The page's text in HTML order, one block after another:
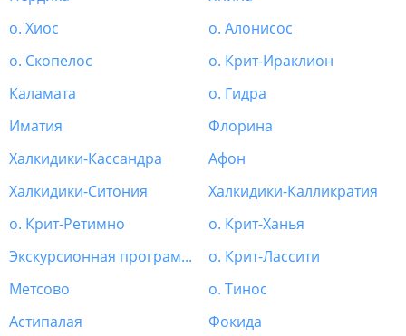
о. Хиос
о. Алонисос
о. Скопелос
о. Крит-Ираклион
Каламата
о. Гидра
Иматия
Флорина
Халкидики-Кассандра
Афон
Халкидики-Ситония
Халкидики-Калликратия
о. Крит-Ретимно
о. Крит-Ханья
Экскурсионная программа Греция
о. Крит-Лассити
Метсово
о. Тинос
Астипалая
Фокида